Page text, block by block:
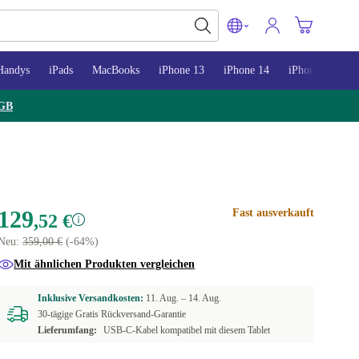
iPads MacBooks iPhone 13 iPhone 14 iPhone 15
129,52 €
359,00 €(-64%)
Fast ausverkauft
Mit ähnlichen Produkten vergleichen
Inklusive Versandkosten: 11. Aug. – 14. Aug.
30-tägige Gratis Rückversand-Garantie
Lieferumfang:
USB-C-Kabel kompatibel mit diesem Tablet